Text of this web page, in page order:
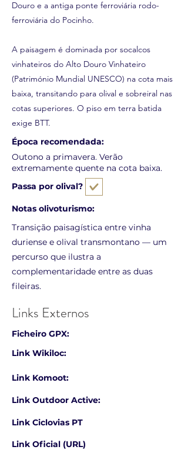
Douro e a antiga ponte ferroviária rodo-
ferroviária do Pocinho.
A paisagem é dominada por socalcos
vinhateiros do Alto Douro Vinhateiro
(Património Mundial UNESCO) na cota mais
baixa, transitando para olival e sobreiral nas
cotas superiores. O piso em terra batida
exige BTT.
Época recomendada:
Outono a primavera. Verão
extremamente quente na cota baixa.
Passa por olival?
Notas olivoturismo:
Transição paisagística entre vinha
duriense e olival transmontano — um
percurso que ilustra a
complementaridade entre as duas
fileiras.
Links Externos
Ficheiro GPX:
Link Wikiloc:
Link Komoot:
Link Outdoor Active:
Link Ciclovias PT
Link Oficial (URL)